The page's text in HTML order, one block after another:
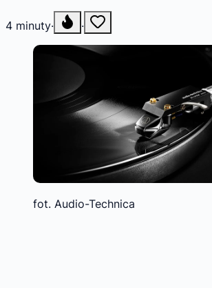
4 minuty· ·
fot. Audio-Technica